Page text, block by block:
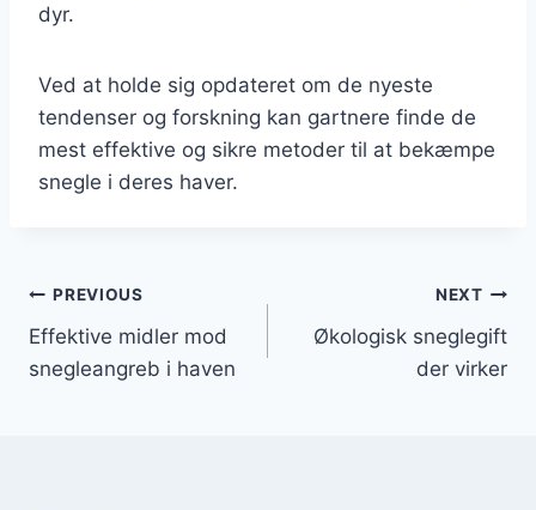
dyr.
Ved at holde sig opdateret om de nyeste
tendenser og forskning kan gartnere finde de
mest effektive og sikre metoder til at bekæmpe
snegle i deres haver.
Indlægsnavigation
PREVIOUS
Effektive midler mod
snegleangreb i haven
NEXT
Økologisk sneglegift
der virker